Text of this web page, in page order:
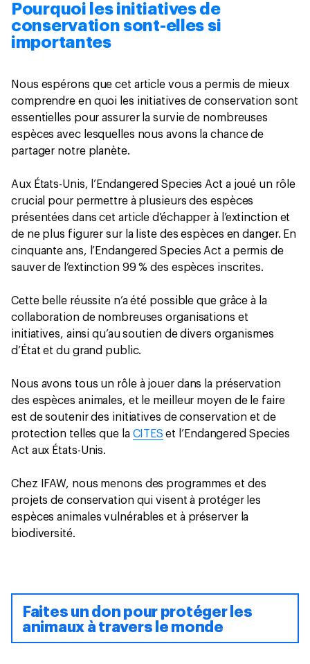
Pourquoi les initiatives de
conservation sont-elles si
importantes
Nous espérons que cet article vous a permis de mieux
comprendre en quoi les initiatives de conservation sont
essentielles pour assurer la survie de nombreuses
espèces avec lesquelles nous avons la chance de
partager notre planète.
Aux États-Unis, l’Endangered Species Act a joué un rôle
crucial pour permettre à plusieurs des espèces
présentées dans cet article d’échapper à l’extinction et
de ne plus figurer sur la liste des espèces en danger. En
cinquante ans, l’Endangered Species Act a permis de
sauver de l’extinction 99 % des espèces inscrites.
Cette belle réussite n’a été possible que grâce à la
collaboration de nombreuses organisations et
initiatives, ainsi qu’au soutien de divers organismes
d’État et du grand public.
Nous avons tous un rôle à jouer dans la préservation
des espèces animales, et le meilleur moyen de le faire
est de soutenir des initiatives de conservation et de
protection telles que la CITES et l’Endangered Species
Act aux États-Unis.
Chez IFAW, nous menons des programmes et des
projets de conservation qui visent à protéger les
espèces animales vulnérables et à préserver la
biodiversité.
Faites un don pour protéger les
animaux à travers le monde